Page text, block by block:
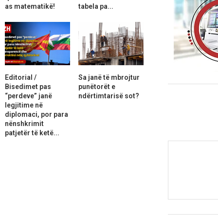
as matematikë!
tabela pa...
Editorial /
Bisedimet pas
“perdeve” janë
legjitime në
diplomaci, por para
nënshkrimit
patjetër të ketë...
Sa janë të mbrojtur
punëtorët e
ndërtimtarisë sot?